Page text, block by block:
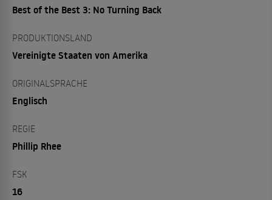
Best of the Best 3: No Turning Back
PRODUKTIONSLAND
Vereinigte Staaten von Amerika
ORIGINALSPRACHE
Englisch
REGIE
Phillip Rhee
FSK
16